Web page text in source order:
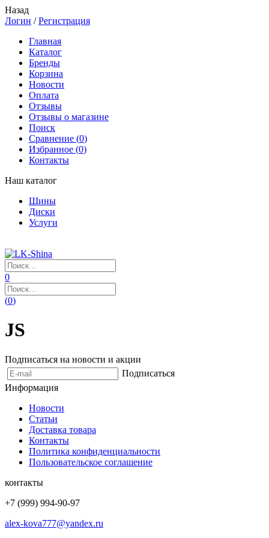
Назад
Логин /Регистрация
Главная
Каталог
Бренды
Корзина
Новости
Оплата
Отзывы
Отзывы о магазине
Поиск
Сравнение (0)
Избранное (0)
Контакты
Наш каталог
Шины
Диски
Услуги
0
(0)
JS
Подписаться на новости и акции
Подписаться
Информация
Новости
Статьи
Доставка товара
Контакты
Политика конфиденциальности
Пользовательское соглашение
контакты
+7 (999) 994-90-97
alex-kova777@yandex.ru